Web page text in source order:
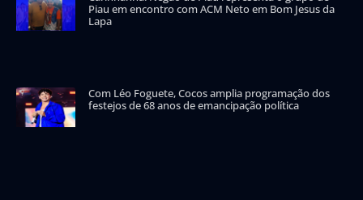
Piau em encontro com ACM Neto em Bom Jesus da
Lapa
Com Léo Foguete, Cocos amplia programação dos
festejos de 68 anos de emancipação política